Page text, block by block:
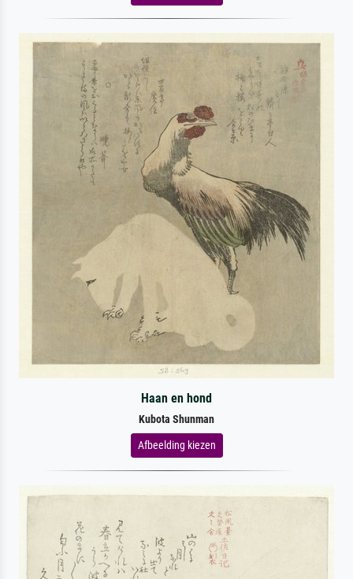
Haan en hond
Kubota Shunman
Afbeelding kiezen